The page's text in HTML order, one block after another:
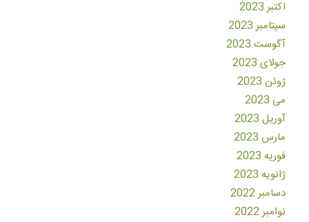
اکتبر 2023
سپتامبر 2023
آگوست 2023
جولای 2023
ژوئن 2023
می 2023
آوریل 2023
مارس 2023
فوریه 2023
ژانویه 2023
دسامبر 2022
نوامبر 2022